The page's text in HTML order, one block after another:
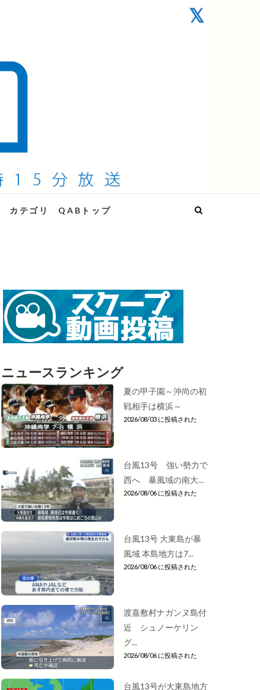
カテゴリ QABトップ
ニュースランキング
夏の甲子園～沖尚の初
戦相手は横浜～
2026/08/03 に投稿された
台風13号 強い勢力で
西へ 暴風域の南大...
2026/08/06 に投稿された
台風13号 大東島が暴
風域 本島地方は7...
2026/08/06 に投稿された
渡嘉敷村ナガンヌ島付
近 シュノーケリン
グ...
2026/08/06 に投稿された
台風13号が大東島地方